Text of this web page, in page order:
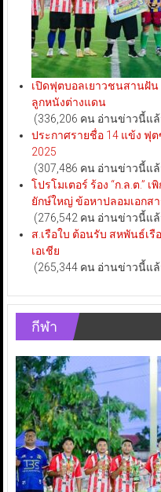
เปิดฟุตบอลเยาวชนสานฝั
ลูกหนังต่างแดน
(336,206 คน อ่านข่าวนี้แ
ประกาศรายชื่อ 14 แข้ง ฟุ
2025
(307,486 คน อ่านข่าวนี้แ
โปรโมเตอร์ ร้อง “ก.ล.ต.”
ยักษ์ใหญ่ ข้อหาปลอมเอกส
(276,542 คน อ่านข่าวนี้แ
ส.เรือใบ ต้อนรับ สหพันธ์เรื
เอเชีย
(265,344 คน อ่านข่าวนี้แ
กีฬา